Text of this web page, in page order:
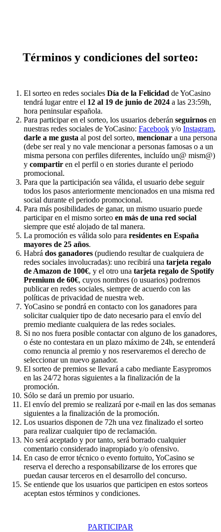
Términos y condiciones del sorteo:
El sorteo en redes sociales Día de la Felicidad de YoCasino
tendrá lugar entre el 12 al 19 de junio de 2024 a las 23:59h,
hora peninsular española.
Para participar en el sorteo, los usuarios deberán seguirnos en
nuestras redes sociales de YoCasino: Facebook y/o Instagram,
darle a me gusta al post del sorteo, mencionar a una persona
(debe ser real y no vale mencionar a personas famosas o a un
misma persona con perfiles diferentes, incluído un@ mism@)
y compartir en el perfil o en stories durante el periodo
promocional.
Para que la participación sea válida, el usuario debe seguir
todos los pasos anteriormente mencionados en una misma red
social durante el periodo promocional.
Para más posibilidades de ganar, un mismo usuario puede
participar en el mismo sorteo en más de una red social
siempre que esté alojado de tal manera.
La promoción es válida solo para residentes en España
mayores de 25 años.
Habrá dos ganadores (pudiendo resultar de cualquiera de
redes sociales involucradas): uno recibirá una tarjeta regalo
de Amazon de 100€, y el otro una tarjeta regalo de Spotify
Premium de 60€, cuyos nombres (o usuarios) podremos
publicar en redes sociales, siempre de acuerdo con las
políticas de privacidad de nuestra web.
YoCasino se pondrá en contacto con los ganadores para
solicitar cualquier tipo de dato necesario para el envío del
premio mediante cualquiera de las redes sociales.
Si no nos fuera posible contactar con alguno de los ganadores,
o éste no contestara en un plazo máximo de 24h, se entenderá
como renuncia al premio y nos reservaremos el derecho de
seleccionar un nuevo ganador.
El sorteo de premios se llevará a cabo mediante Easypromos
en las 24/72 horas siguientes a la finalización de la
promoción.
Sólo se dará un premio por usuario.
El envío del premio se realizará por e-mail en las dos semanas
siguientes a la finalización de la promoción.
Los usuarios disponen de 72h una vez finalizado el sorteo
para realizar cualquier tipo de reclamación.
No será aceptado y por tanto, será borrado cualquier
comentario considerado inapropiado y/o ofensivo.
En caso de error técnico o evento fortuito, YoCasino se
reserva el derecho a responsabilizarse de los errores que
puedan causar terceros en el desarrollo del concurso.
Se entiende que los usuarios que participen en estos sorteos
aceptan estos términos y condiciones.
PARTICIPAR